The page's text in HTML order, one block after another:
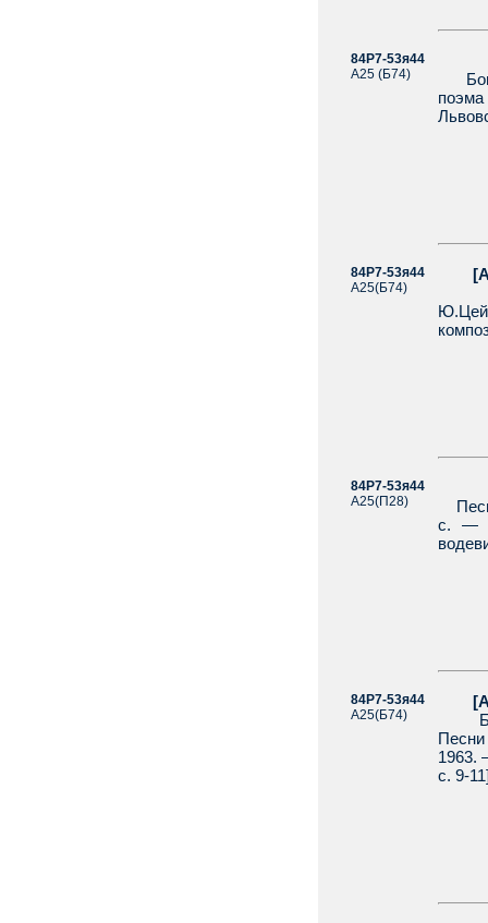
84Р7-53я44
А25 (Б74)
84Р7-53я44
А25(Б74)
84Р7-53я44
А25(П28)
с. —
84Р7-53я44
А25(Б74)
1963.
с. 9-